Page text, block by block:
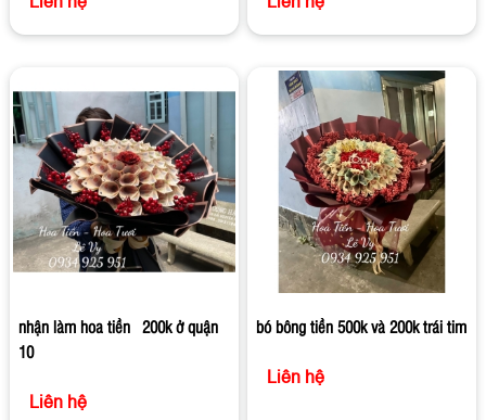
nhận làm hoa tiền 200k ở quận
10
Liên hệ
bó bông tiền 500k và 200k trái tim
Liên hệ